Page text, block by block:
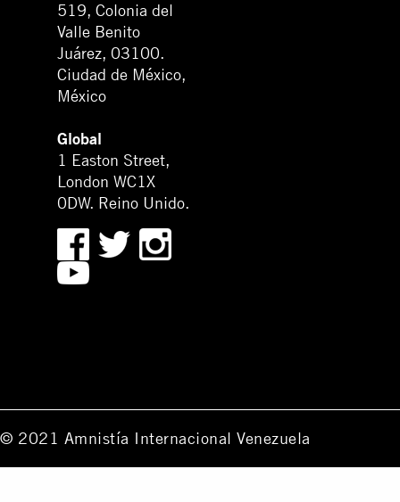
519, Colonia del
Valle Benito
Juárez, 03100.
Ciudad de México,
México
Global
1 Easton Street,
London WC1X
0DW. Reino Unido.
© 2021 Amnistía Internacional Venezuela